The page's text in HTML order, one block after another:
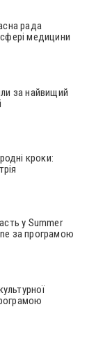
рада
медицини
за найвищий
кроки:
у Summer
за програмою